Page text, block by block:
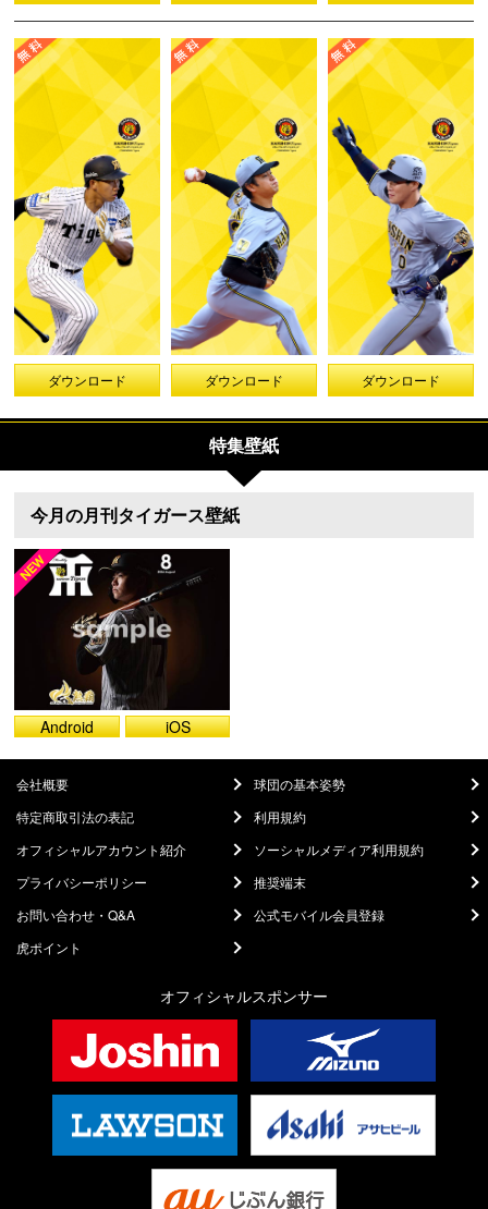
ダウンロード ダウンロード ダウンロード
特集壁紙
今月の月刊タイガース壁紙
Android iOS
会社概要
球団の基本姿勢
特定商取引法の表記
利用規約
オフィシャルアカウント紹介
ソーシャルメディア利用規約
プライバシーポリシー
推奨端末
お問い合わせ・Q&A
公式モバイル会員登録
虎ポイント
オフィシャルスポンサー